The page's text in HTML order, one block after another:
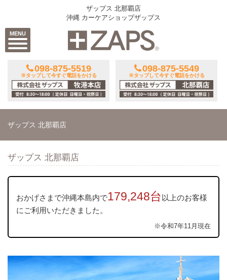
MENU
ザップス 北那覇店
沖縄 カーケアショップザップス
098-875-5519
※タップして今すぐ電話をかける
098-875-5549
※タップして今すぐ電話をかける
ザップス 北那覇店
ザップス 北那覇店
おかげさまで沖縄本島内で179,248台 以上のお客様
にご利用いただきました。
※令和7年11月現在